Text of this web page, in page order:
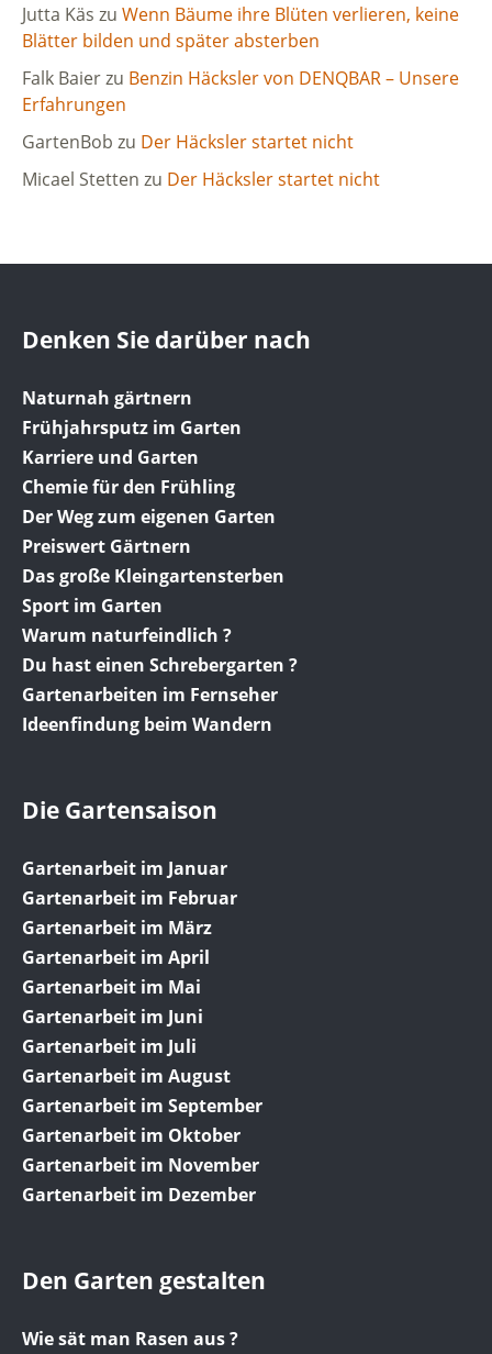
Jutta Käs zu Wenn Bäume ihre Blüten verlieren, keine
Blätter bilden und später absterben
Falk Baierzu Benzin Häcksler von DENQBAR – Unsere
Erfahrungen
GartenBob zu Der Häcksler startet nicht
Micael Stetten zu Der Häcksler startet nicht
Denken Sie darüber nach
Naturnah gärtnern
Frühjahrsputz im Garten
Karriere und Garten
Chemie für den Frühling
Der Weg zum eigenen Garten
Preiswert Gärtnern
Das große Kleingartensterben
Sport im Garten
Warum naturfeindlich ?
Du hast einen Schrebergarten ?
Gartenarbeiten im Fernseher
Ideenfindung beim Wandern
Die Gartensaison
Gartenarbeit im Januar
Gartenarbeit im Februar
Gartenarbeit im März
Gartenarbeit im April
Gartenarbeit im Mai
Gartenarbeit im Juni
Gartenarbeit im Juli
Gartenarbeit im August
Gartenarbeit im September
Gartenarbeit im Oktober
Gartenarbeit im November
Gartenarbeit im Dezember
Den Garten gestalten
Wie sät man Rasen aus ?